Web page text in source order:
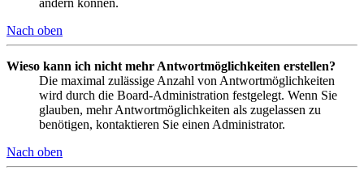
Nach oben
Wieso kann ich nicht mehr Antwortmöglichkeiten erstellen?
Die maximal zulässige Anzahl von Antwortmöglichkeiten
wird durch die Board-Administration festgelegt. Wenn Sie
glauben, mehr Antwortmöglichkeiten als zugelassen zu
benötigen, kontaktieren Sie einen Administrator.
Nach oben